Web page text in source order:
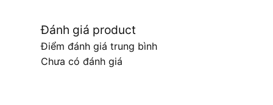
Đánh giá product
Điểm đánh giá trung bình
Chưa có đánh giá